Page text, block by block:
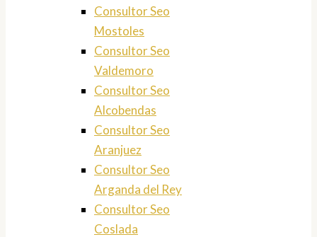
Consultor Seo
Mostoles
Consultor Seo
Valdemoro
Consultor Seo
Alcobendas
Consultor Seo
Aranjuez
Consultor Seo
Arganda del Rey
Consultor Seo
Coslada